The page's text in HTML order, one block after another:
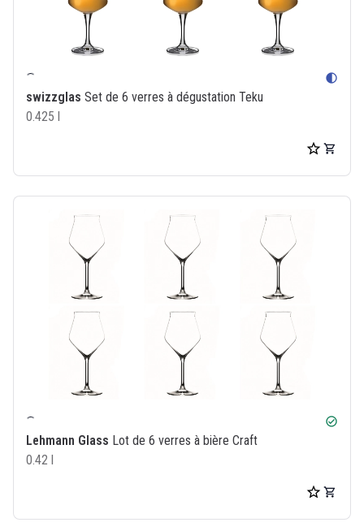
contrast
swizzglas Set de 6 verres à dégustation Teku
0.425 l
check_circle
Lehmann Glass Lot de 6 verres à bière Craft
0.42 l